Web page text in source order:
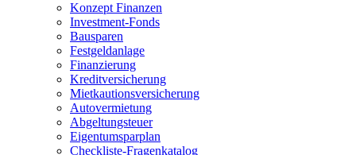
Konzept Finanzen
Investment-Fonds
Bausparen
Festgeldanlage
Finanzierung
Kreditversicherung
Mietkautionsversicherung
Autovermietung
Abgeltungsteuer
Eigentumsparplan
Checkliste-Fragenkatalog